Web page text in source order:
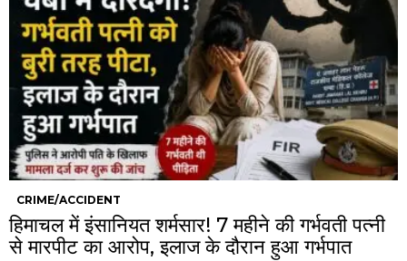
CRIME/ACCIDENT
हिमाचल में इंसानियत शर्मसार! 7 महीने की गर्भवती पत्नी
से मारपीट का आरोप, इलाज के दौरान हुआ गर्भपात